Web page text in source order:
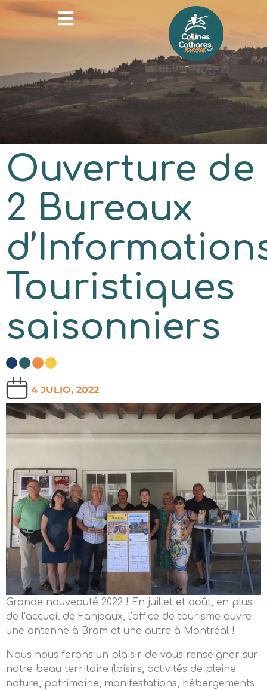
Ouverture de
2 Bureaux
Touristiques
saisonniers
4 JULIO, 2022
Grande nouveauté 2022 ! En juillet et août, en plus
de l’accueil de Fanjeaux, l’office de tourisme ouvre
une antenne à Bram et une autre à Montréal !
Nous nous ferons un plaisir de vous renseigner sur
notre beau territoire (loisirs, activités de pleine
nature, patrimoine, manifestations, hébergements